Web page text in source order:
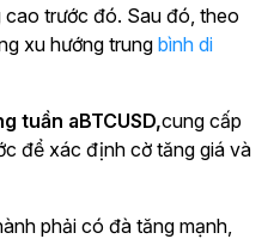
trước đó. Sau đó, theo
xu hướng trung bình di
tuần aBTCUSD,cung cấp
để xác định cờ tăng giá và
phải có đà tăng mạnh,